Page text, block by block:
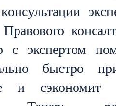
с экспертом
быстро
и сэкономит